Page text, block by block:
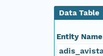
Data Table
Entity Name